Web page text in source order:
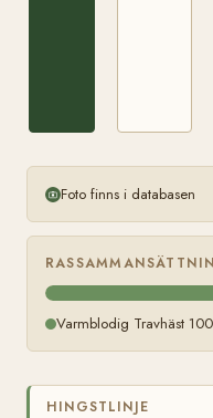
Foto finns i databasen
Varmblodig Travhäst
HINGSTLINJE